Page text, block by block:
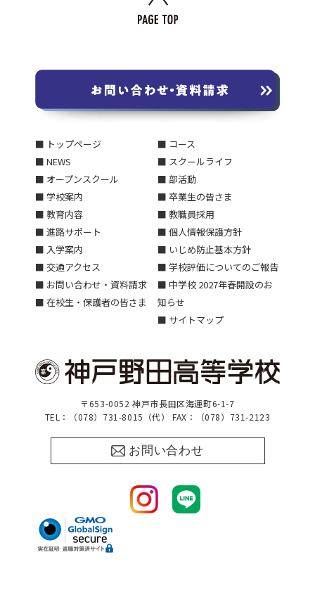
■ トップページ
■ NEWS
■ オープンスクール
■ 学校案内
■ 教育内容
■ 進路サポート
■ 入学案内
■ 交通アクセス
■ お問い合わせ・資料請求
■ 在校生・保護者の皆さま
■ コース
■ スクールライフ
■ 部活動
■ 卒業生の皆さま
■ 教職員採用
■ 個人情報保護方針
■ いじめ防止基本方針
■ 学校評価についてのご報告
■ 中学校 2027年春開設のお
知らせ
■ サイトマップ
〒653-0052 神戸市長田区海運町6-1-7
TEL：（078）731-8015（代） FAX：（078）731-2123
お問い合わせ